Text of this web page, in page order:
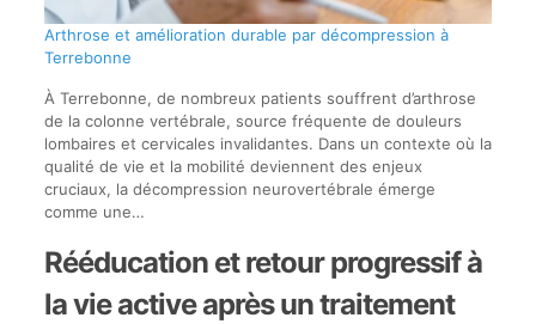
Arthrose et amélioration durable par décompression à
Terrebonne
À Terrebonne, de nombreux patients souffrent d’arthrose
de la colonne vertébrale, source fréquente de douleurs
lombaires et cervicales invalidantes. Dans un contexte où la
qualité de vie et la mobilité deviennent des enjeux
cruciaux, la décompression neurovertébrale émerge
comme une…
Rééducation et retour progressif à
la vie active après un traitement